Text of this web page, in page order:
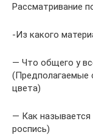
Рассматривание
-Из какого
— Что общего у
(Предполагаемые
цвета)
— Как называется
роспись)